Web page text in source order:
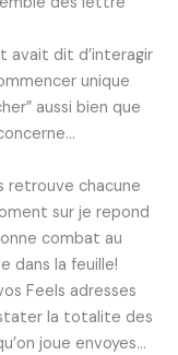
avait dit d’interagir
unique
aussi bien que
retrouve chacune
sur je repond
combat au
dans la feuille!
Feels adresses
la totalite des
joue envoyes…